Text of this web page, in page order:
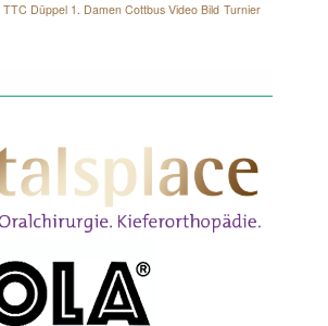
TTC Düppel 1. Damen Cottbus Video Bild Turnier